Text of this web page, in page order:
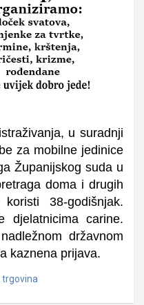
u suradnji
za mobilne jedinice
Županijskog suda u
doma i drugih
38-godišnjak.
djelatnicima carine.
državnom
kaznena prijava.